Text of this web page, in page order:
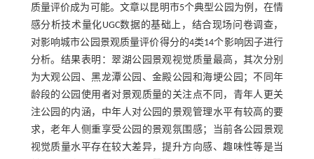
质量评价成为可能。文章以昆明市5个典型公园为例，在情
感分析技术量化UGC数据的基础上，结合现场问卷调查，
对影响城市公园景观质量评价得分的4类14个影响因子进行
分析。结果表明：翠湖公园景观视觉质量最高，其次分别
为大观公园、黑龙潭公园、金殿公园和海埂公园；不同年
龄段的公园使用者对景观质量的关注点不同，青年人更关
注公园的内涵，中年人对公园的景观管理水平有较高的要
求，老年人侧重享受公园的景观氛围感；当前各公园景观
视觉质量水平存在较大差异，提升方向感、趣味性等是当